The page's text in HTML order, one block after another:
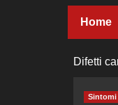
Home
Difetti
Sintomi